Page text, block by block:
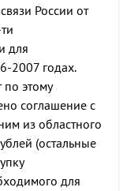
России от
для
2007 годах.
этому
соглашение с
из областного
(остальные
для